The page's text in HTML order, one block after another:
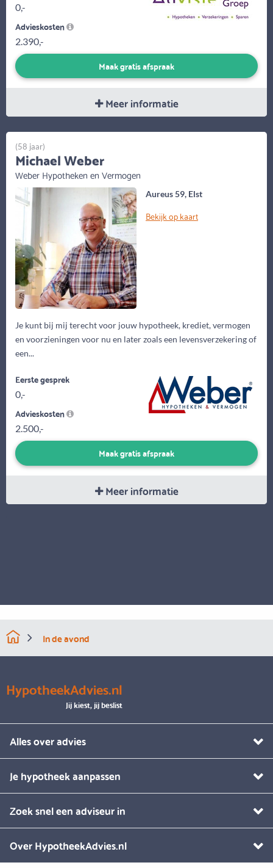
0,-
Advieskosten
2.390,-
Maak gratis afspraak
Meer informatie
Aureus 59, Elst
Bekijk op kaart
Je kunt bij mij terecht voor jouw hypotheek, krediet, vermogen
en voorzieningen voor nu en later zoals een levensverzekering of
een...
(58 jaar)
Michael Weber
Weber Hypotheken en Vermogen
Eerste gesprek
0,-
Advieskosten
2.500,-
Maak gratis afspraak
Meer informatie
In de avond
HypotheekAdvies.nl
Jij kiest, jij beslist
Alles over advies
Je hypotheek aanpassen
Zoek snel een adviseur in
Over HypotheekAdvies.nl